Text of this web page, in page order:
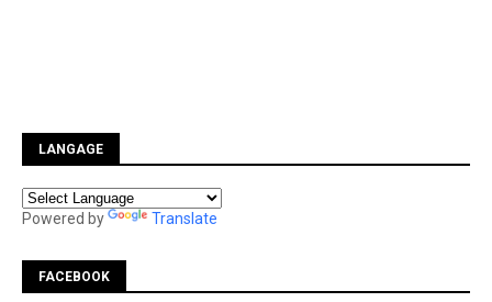
LANGAGE
Powered by Translate
FACEBOOK